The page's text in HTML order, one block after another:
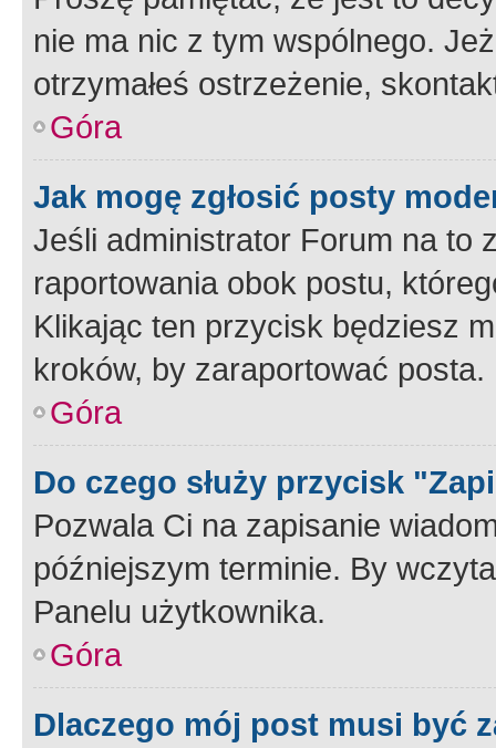
nie ma nic z tym wspólnego.
otrzymałeś ostrzeżenie,
Góra
Jak mogę zgłosić posty
Jeśli administrator Forum na to
raportowania obok postu,
Klikając ten przycisk będziesz
kroków, by zaraportować posta.
Góra
Do czego służy przycisk
Pozwala Ci na zapisanie
późniejszym terminie. By
Panelu użytkownika.
Góra
Dlaczego mój post musi być